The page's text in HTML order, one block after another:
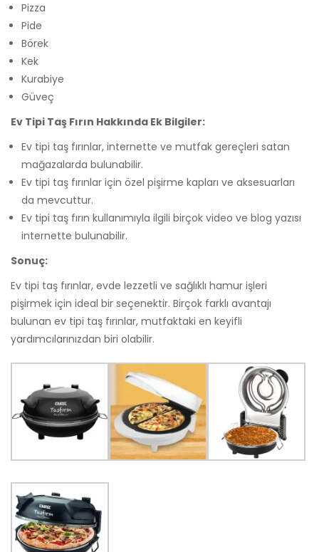
Pizza
Pide
Börek
Kek
Kurabiye
Güveç
Ev Tipi Taş Fırın Hakkında Ek Bilgiler:
Ev tipi taş fırınlar, internette ve mutfak gereçleri satan
mağazalarda bulunabilir.
Ev tipi taş fırınlar için özel pişirme kapları ve aksesuarları
da mevcuttur.
Ev tipi taş fırın kullanımıyla ilgili birçok video ve blog yazısı
internette bulunabilir.
Sonuç:
Ev tipi taş fırınlar, evde lezzetli ve sağlıklı hamur işleri
pişirmek için ideal bir seçenektir. Birçok farklı avantajı
bulunan ev tipi taş fırınlar, mutfaktaki en keyifli
yardımcılarınızdan biri olabilir.